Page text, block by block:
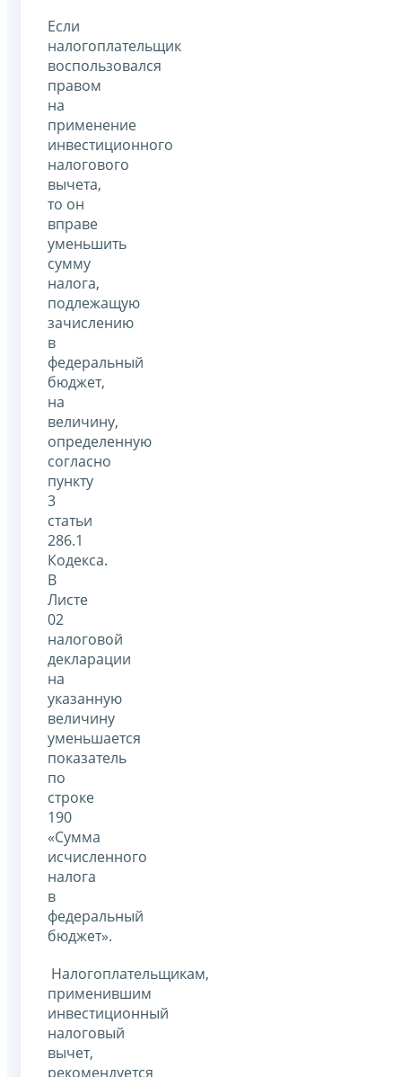
Если
налогоплательщик
воспользовался
правом
на
применение
инвестиционного
налогового
вычета,
то он
вправе
уменьшить
сумму
налога,
подлежащую
зачислению
в
федеральный
бюджет,
на
величину,
определенную
согласно
пункту
3
статьи
286.1
Кодекса.
В
Листе
02
налоговой
декларации
на
указанную
величину
уменьшается
показатель
по
строке
190
«Сумма
исчисленного
налога
в
федеральный
бюджет».
Налогоплательщикам,
применившим
инвестиционный
налоговый
вычет,
рекомендуется